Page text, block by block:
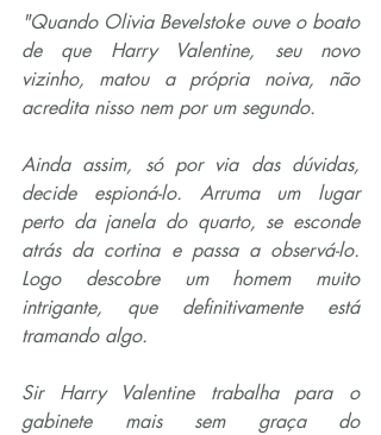
"Quando Olivia Bevelstoke ouve o boato
de que Harry Valentine, seu novo
vizinho, matou a própria noiva, não
acredita nisso nem por um segundo.
Ainda assim, só por via das dúvidas,
decide espioná-lo. Arruma um lugar
perto da janela do quarto, se esconde
atrás da cortina e passa a observá-lo.
Logo descobre um homem muito
intrigante, que definitivamente está
tramando algo.
Sir Harry Valentine trabalha para o
gabinete mais sem graça do